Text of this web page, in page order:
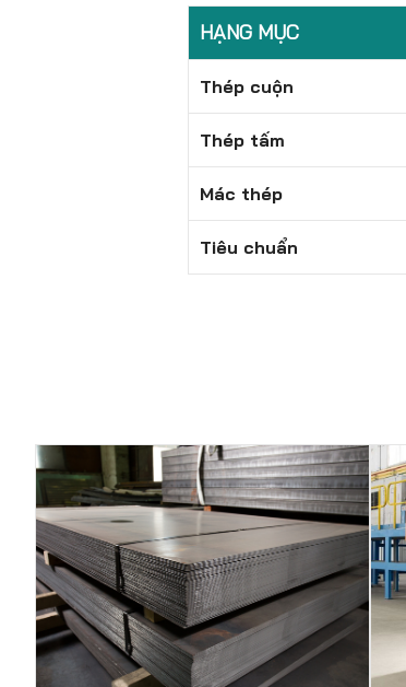
HẠNG MỤC
Thép cuộn
Thép tấm
Mác thép
Tiêu chuẩn